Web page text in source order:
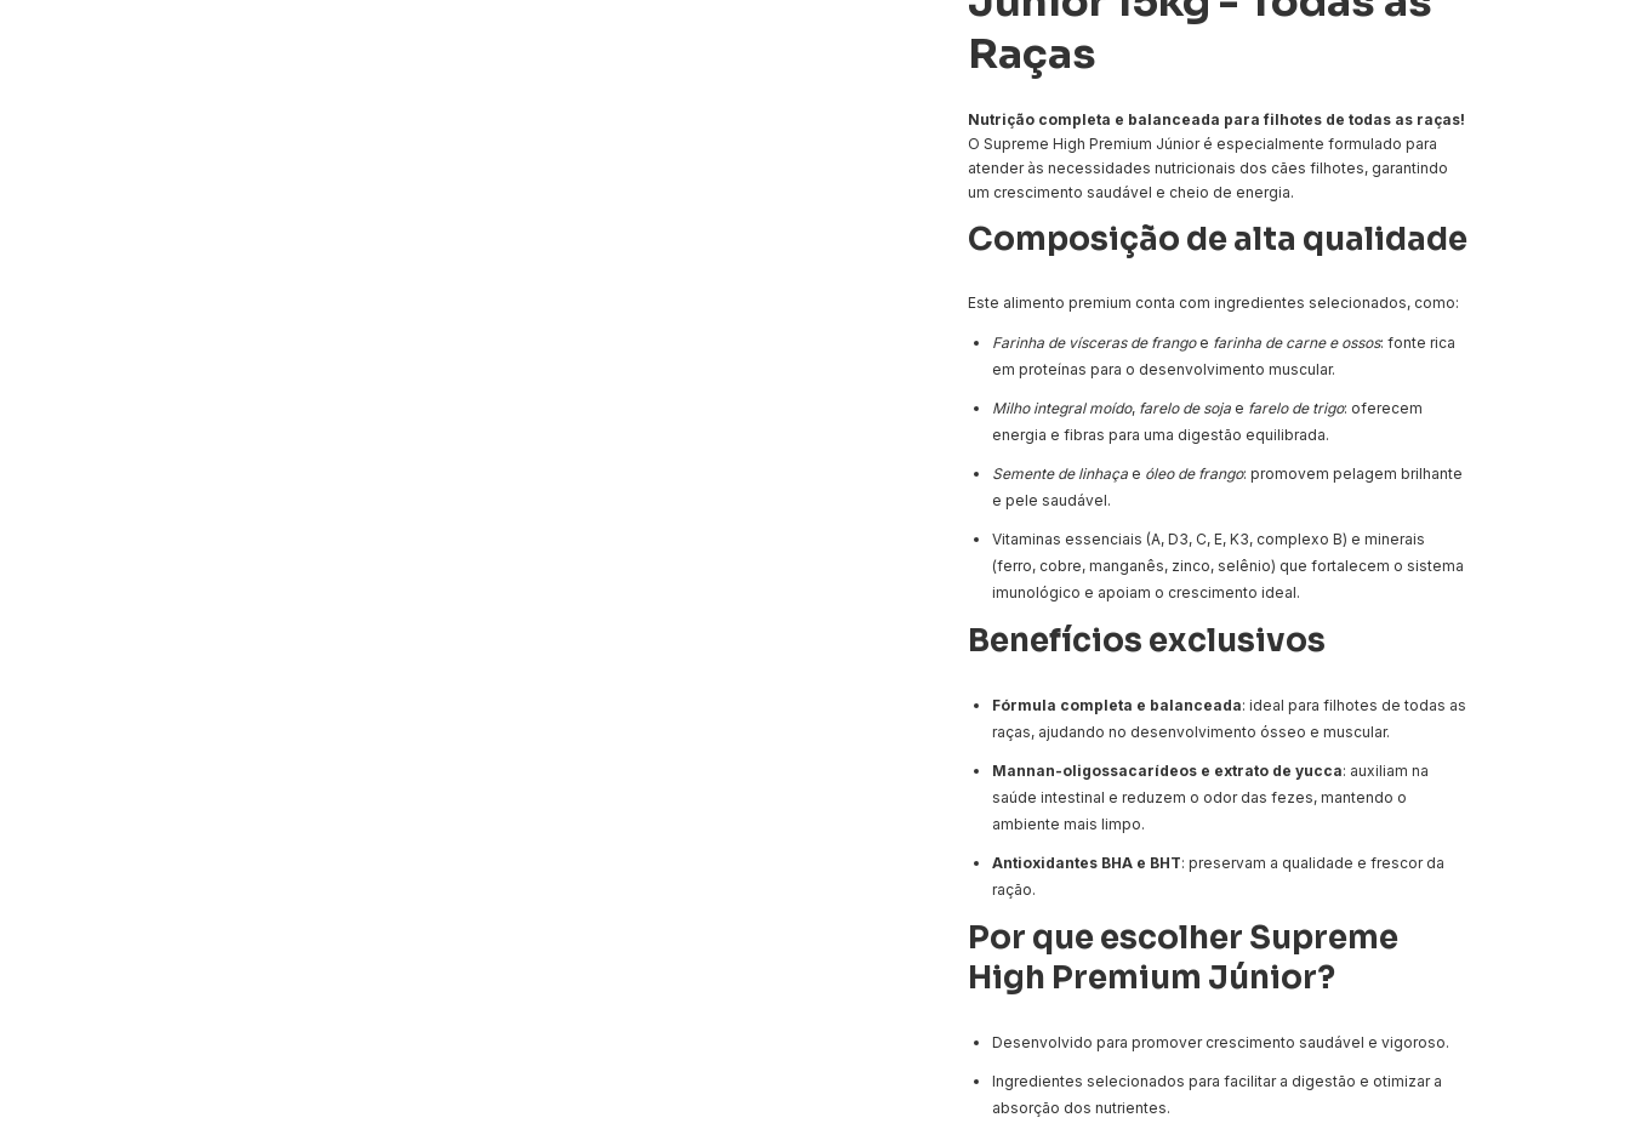
Raças
Nutrição completa e balanceada para filhotes de todas as raças!
O Supreme High Premium Júnior é especialmente formulado para
atender às necessidades nutricionais dos cães filhotes, garantindo
um crescimento saudável e cheio de energia.
Composição de alta qualidade
Este alimento premium conta com ingredientes selecionados, como:
Farinha de vísceras de frangoe farinha de carne e ossos: fonte rica
em proteínas para o desenvolvimento muscular.
Milho integral moído, farelo de soja e farelo de trigo: oferecem
energia e fibras para uma digestão equilibrada.
Semente de linhaça e óleo de frango: promovem pelagem brilhante
e pele saudável.
Vitaminas essenciais (A, D3, C, E, K3, complexo B) e minerais
(ferro, cobre, manganês, zinco, selênio) que fortalecem o sistema
imunológico e apoiam o crescimento ideal.
Benefícios exclusivos
Fórmula completa e balanceada: ideal para filhotes de todas as
raças, ajudando no desenvolvimento ósseo e muscular.
Mannan-oligossacarídeos e extrato de yucca: auxiliam na
saúde intestinal e reduzem o odor das fezes, mantendo o
ambiente mais limpo.
Antioxidantes BHA e BHT: preservam a qualidade e frescor da
ração.
Por que escolher Supreme
High Premium Júnior?
Desenvolvido para promover crescimento saudável e vigoroso.
Ingredientes selecionados para facilitar a digestão e otimizar a
absorção dos nutrientes.